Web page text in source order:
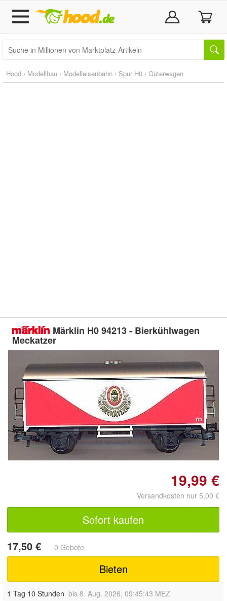
Hood › Modellbau › Modelleisenbahn › Spur H0 › Güterwagen
Märklin H0 94213 - Bierkühlwagen
Meckatzer
Doppelt antippen zum
vergrößern
19,99 €
Versandkosten nur 5,00 €
Sofort kaufen
17,50 €
0 Gebote
Bieten
1 Tag 10 Stunden bis 8. Aug. 2026, 09:45:43 MEZ